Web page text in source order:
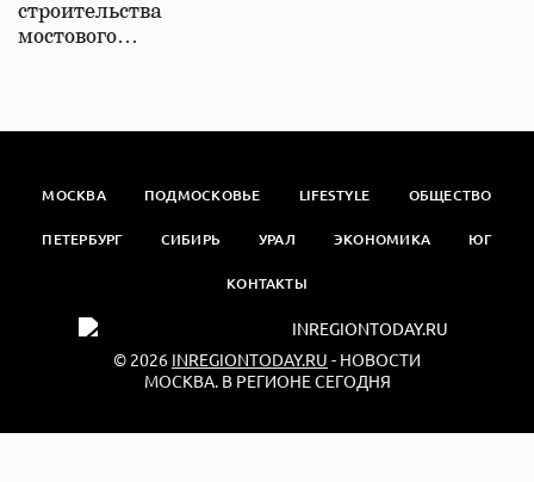
строительства
мостового…
МОСКВА ПОДМОСКОВЬЕ LIFESTYLE ОБЩЕСТВО
ПЕТЕРБУРГ СИБИРЬ УРАЛ ЭКОНОМИКА ЮГ
КОНТАКТЫ
© 2026 INREGIONTODAY.RU - НОВОСТИ
МОСКВА. В РЕГИОНЕ СЕГОДНЯ